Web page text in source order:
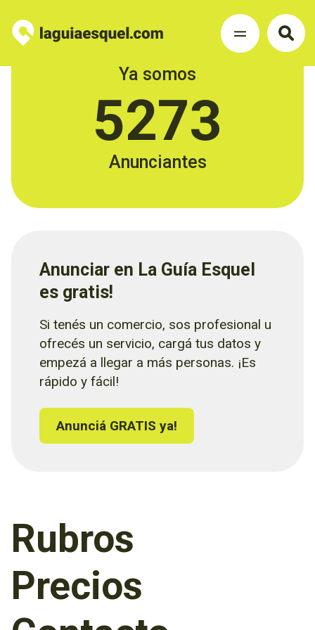
Ya somos
5273
Anunciantes
Anunciar en La Guía Esquel
es gratis!
Si tenés un comercio, sos profesional u
ofrecés un servicio, cargá tus datos y
empezá a llegar a más personas. ¡Es
rápido y fácil!
Anunciá GRATIS ya!
Rubros
Precios